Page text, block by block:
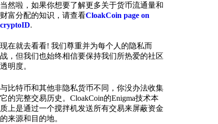
当然啦，如果你想要了解更多关于货币流通量和
财富分配的知识，请查看CloakCoin page on
cryptoID.
现在就去看看! 我们尊重并为每个人的隐私而
战，但我们也始终相信要保持我们所热爱的社区
透明度。
与比特币和其他非隐私货币不同，你没办法收集
它的完整交易历史。CloakCoin的Enigma技术本
质上是通过一个搅拌机发送所有交易来屏蔽资金
的来源和目的地。